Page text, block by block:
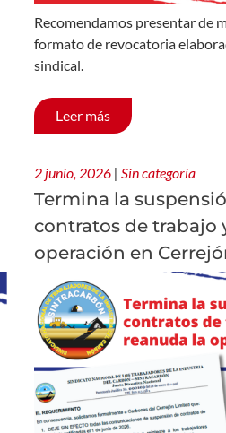
Recomendamos presentar de
formato de revocatoria
sindical.
Leer más
2 junio, 2026 | Sin categoría
Termina la
contratos de trabajo
operación en